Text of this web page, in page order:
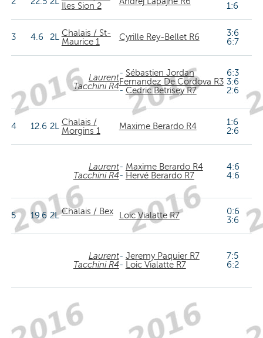
Iles Sion 2
1:6
3 4.6 2LChalais / St-
Maurice 1
Cyrille Rey-Bellet R6
3:6
6:7
Laurent
Tacchini R4
- Sébastien Jordan
Fernandez De Cordova R3
- Cedric Betrisey R7
6:3
3:6
2:6
4 12.6 2LChalais /
Morgins 1
Maxime Berardo R4
1:6
2:6
Laurent
Tacchini R4
- Maxime Berardo R4
- Hervé Berardo R7
4:6
4:6
5 19.6 2LChalais / Bex Loic Vialatte R7
0:6
3:6
Laurent
Tacchini R4
- Jeremy Paquier R7
-
Loic Vialatte R7
7:5
6:2